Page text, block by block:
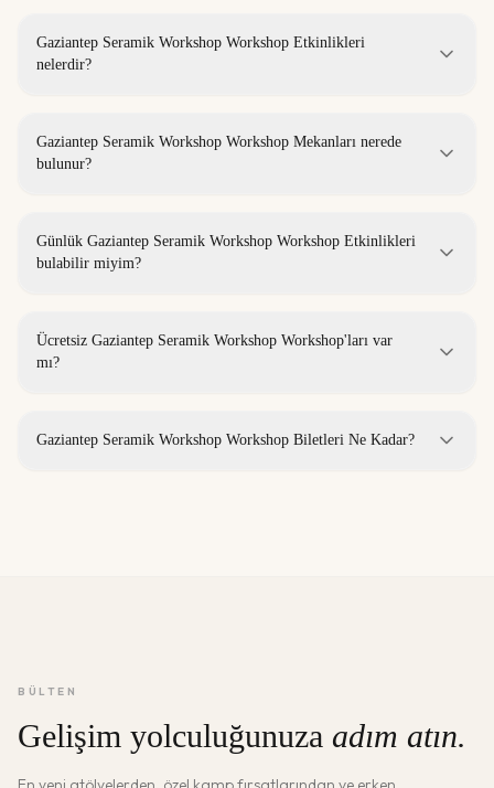
Gaziantep Seramik Workshop Workshop Etkinlikleri
nelerdir?
Gaziantep Seramik Workshop Workshop Mekanları nerede
bulunur?
Günlük Gaziantep Seramik Workshop Workshop Etkinlikleri
bulabilir miyim?
Ücretsiz Gaziantep Seramik Workshop Workshop'ları var
mı?
Gaziantep Seramik Workshop Workshop Biletleri Ne Kadar?
BÜLTEN
Gelişim yolculuğunuza adım atın.